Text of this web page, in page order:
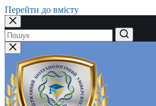
Перейти до вмісту
Немає
результатів